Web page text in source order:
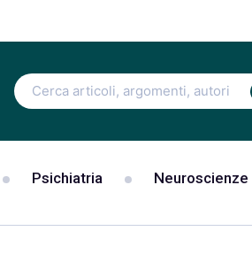
Ricerca
per:
Psichiatria Neuroscienze